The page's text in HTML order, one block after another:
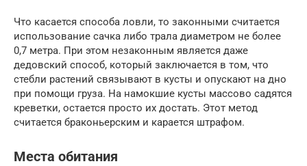
Что касается способа ловли, то законными считается
использование сачка либо трала диаметром не более
0,7 метра. При этом незаконным является даже
дедовский способ, который заключается в том, что
стебли растений связывают в кусты и опускают на дно
при помощи груза. На намокшие кусты массово садятся
креветки, остается просто их достать. Этот метод
считается браконьерским и карается штрафом.
Места обитания